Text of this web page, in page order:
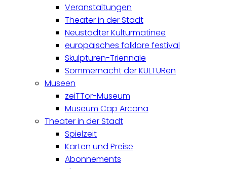
Veranstaltungen
Theater in der Stadt
Neustädter Kulturmatinee
europäisches folklore festival
Skulpturen-Triennale
Sommernacht der KULTURen
Museen
zeiTTor-Museum
Museum Cap Arcona
Theater in der Stadt
Spielzeit
Karten und Preise
Abonnements